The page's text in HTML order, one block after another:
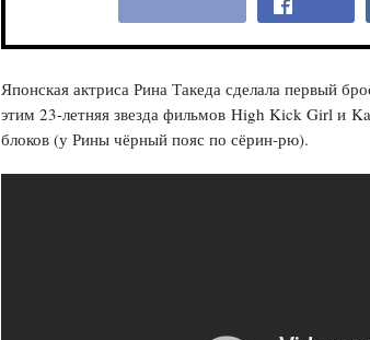
Японская актриса Рина Такеда сделала первый
этим 23-летняя звезда фильмов High Kick Girl и
блоков (у Рины чёрный пояс по сёрин-рю).